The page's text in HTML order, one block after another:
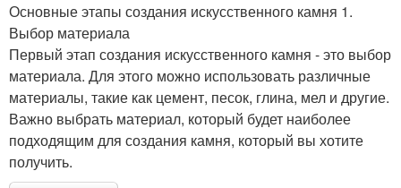
Основные этапы создания искусственного камня 1.
Выбор материала
Первый этап создания искусственного камня - это выбор
материала. Для этого можно использовать различные
материалы, такие как цемент, песок, глина, мел и другие.
Важно выбрать материал, который будет наиболее
подходящим для создания камня, который вы хотите
получить.